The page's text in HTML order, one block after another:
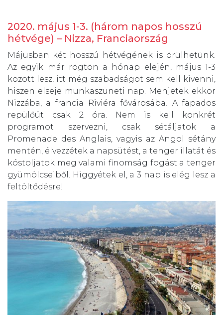
2020. május 1-3. (három napos hosszú
hétvége) – Nizza, Franciaország
Májusban két hosszú hétvégének is örülhetünk.
Az egyik már rögtön a hónap elején, május 1-3
között lesz, itt még szabadságot sem kell kivenni,
hiszen elseje munkaszüneti nap. Menjetek ekkor
Nizzába, a francia Riviéra fővárosába! A fapados
repülőút csak 2 óra. Nem is kell konkrét
programot szervezni, csak sétáljatok a
Promenade des Anglais, vagyis az Angol sétány
mentén, élvezzétek a napsütést, a tenger illatát és
kóstoljatok meg valami finomság fogást a tenger
gyümölcseiből. Higgyétek el, a 3 nap is elég lesz a
feltöltődésre!